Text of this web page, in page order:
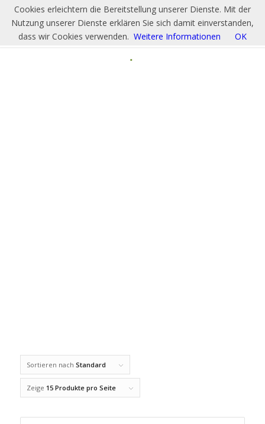
Sortieren nach Standard
Zeige 15 Produkte pro Seite
Cookies erleichtern die Bereitstellung unserer Dienste. Mit der
Nutzung unserer Dienste erklären Sie sich damit einverstanden,
dass wir Cookies verwenden. Weitere Informationen OK